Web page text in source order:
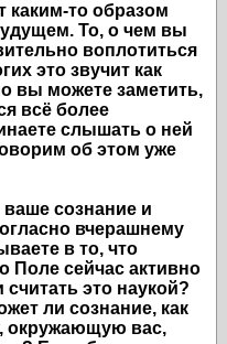
каким-то образом
То, о чем вы
воплотиться
это звучит как
вы можете заметить,
всё более
слышать о ней
об этом уже
сознание и
вчерашнему
в то, что
Поле сейчас активно
это наукой?
ли сознание, как
окружающую вас,